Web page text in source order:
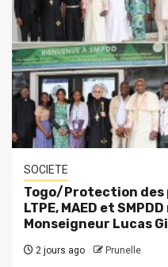
SOCIETE
Togo/Protection des
LTPE, MAED et
Monseigneur Lucas
2 jours ago Prunelle